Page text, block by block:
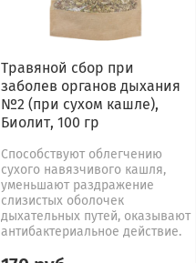
Травяной сбор при
заболев органов дыхания
№2 (при сухом кашле),
Биолит, 100 гр
Способствуют облегчению
сухого навязчивого кашля,
уменьшают раздражение
слизистых оболочек
дыхательных путей, оказывают
антибактериальное действие.